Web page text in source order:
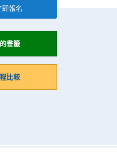
即報名
書籤
比較